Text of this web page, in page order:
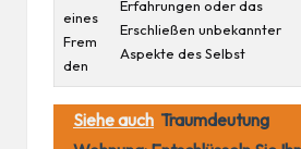
eines
Frem
den
Erfahrungen oder das
Erschließen unbekannter
Aspekte des Selbst
Siehe auch Traumdeutung